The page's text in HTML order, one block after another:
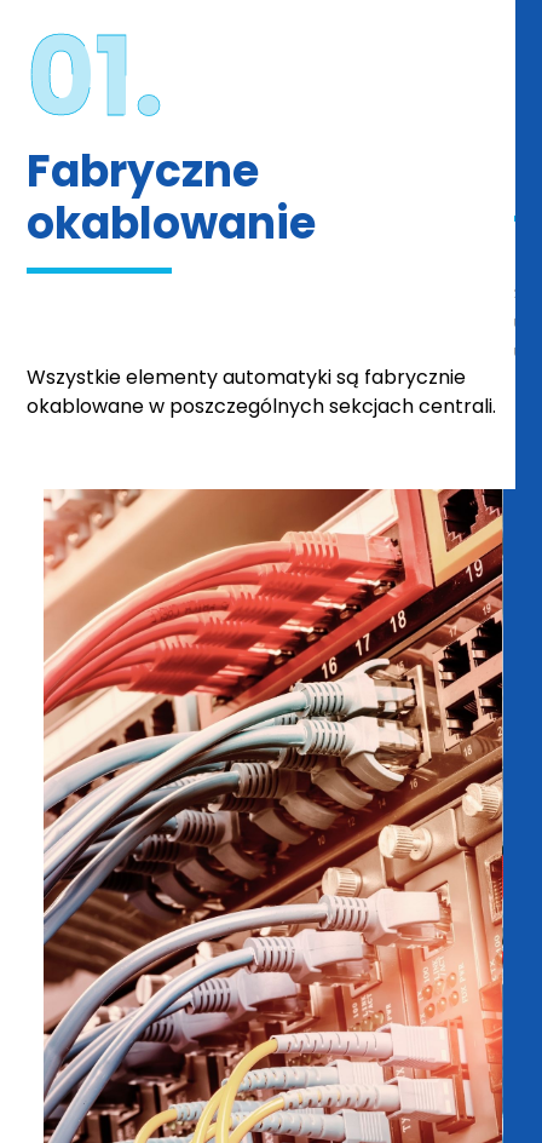
01.
Fabryczne
okablowanie
Wszystkie elementy automatyki są fabrycznie
okablowane w poszczególnych sekcjach centrali.